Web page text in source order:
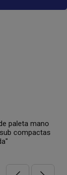
paleta mano
compactas